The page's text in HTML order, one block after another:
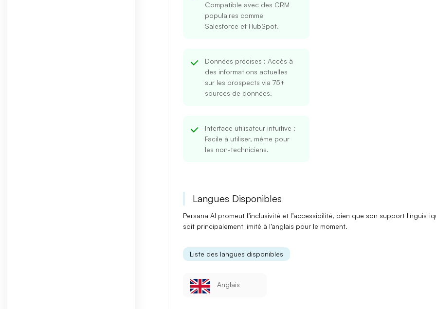
Ou continuer avec
Compatible avec des CRM
populaires comme
Salesforce et HubSpot.
Données précises : Accès à
des informations actuelles
sur les prospects via 75+
sources de données.
Interface utilisateur intuitive :
Facile à utiliser, même pour
les non-techniciens.
Langues Disponibles
Persana AI promeut l’inclusivité et l’accessibilité, bien que son support
soit principalement limité à l’anglais pour le moment.
Liste des langues disponibles
Anglais